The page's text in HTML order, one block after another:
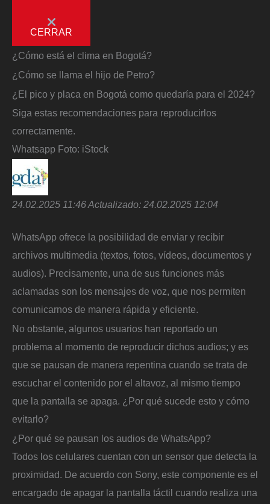
CERRAR
¿Cómo está el clima en Bogotá?
¿Cómo se llama el hijo de Petro?
¿El pico y placa en Bogotá como quedaría para el 2024?
Siga estas recomendaciones para reproducirlos
correctamente.
Whatsapp Foto: iStock
24.02.2025 11:46Actualizado: 24.02.2025 12:04
WhatsApp ofrece la posibilidad de enviar y recibir
archivos multimedia (textos, fotos, vídeos, documentos y
audios). Precisamente, una de sus funciones más
aclamadas son los mensajes de voz, que nos permiten
comunicarnos de manera rápida y eficiente.
No obstante, algunos usuarios han reportado un
problema al momento de reproducir dichos audios; y es
que se pausan de manera repentina cuando se trata de
escuchar el contenido por el altavoz, al mismo tiempo
que la pantalla se apaga. ¿Por qué sucede esto y cómo
evitarlo?
¿Por qué se pausan los audios de WhatsApp?
Todos los celulares cuentan con un sensor que detecta la
proximidad. De acuerdo con Sony, este componente es el
encargado de apagar la pantalla táctil cuando realiza una